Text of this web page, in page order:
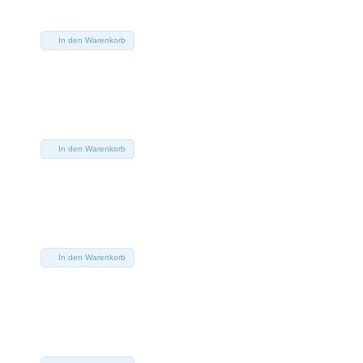
In den Warenkorb
In den Warenkorb
In den Warenkorb